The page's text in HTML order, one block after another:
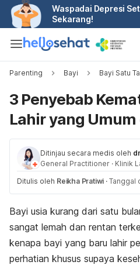
Waspadai Depresi
Sekarang!
Parenting Bayi Bayi Satu
3 Penyebab
Lahir yang
Ditinjau secara medis oleh
General Practitioner · Klinik
Ditulis oleh Reikha Pratiwi · Tanggal
Bayi usia kurang dari satu
sangat lemah dan rentan
kenapa bayi yang baru lahir
perhatian khusus supaya